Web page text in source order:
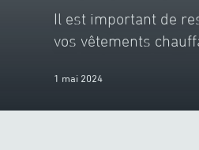
Il est important de
vos vêtements
1 mai 2024